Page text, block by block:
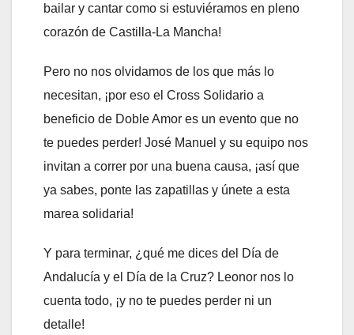
bailar y cantar como si estuviéramos en pleno
corazón de Castilla-La Mancha!
Pero no nos olvidamos de los que más lo
necesitan, ¡por eso el Cross Solidario a
beneficio de Doble Amor es un evento que no
te puedes perder! José Manuel y su equipo nos
invitan a correr por una buena causa, ¡así que
ya sabes, ponte las zapatillas y únete a esta
marea solidaria!
Y para terminar, ¿qué me dices del Día de
Andalucía y el Día de la Cruz? Leonor nos lo
cuenta todo, ¡y no te puedes perder ni un
detalle!